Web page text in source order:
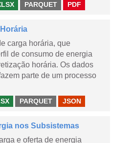
PARQUET PDF
carga horária, que
de consumo de energia
horária. Os dados
parte de um processo
PARQUET JSON
nos Subsistemas
e oferta de energia